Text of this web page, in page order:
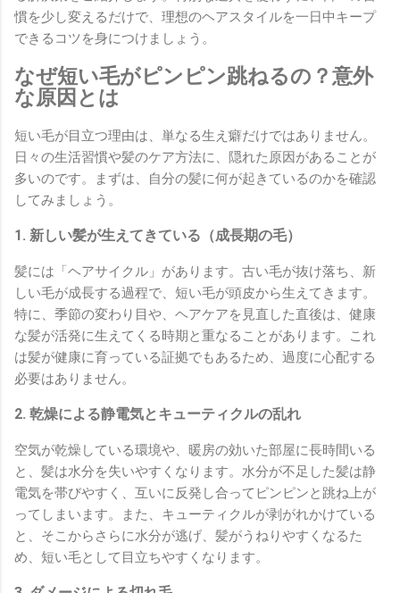
慣を少し変えるだけで、理想のヘアスタイルを一日中キープ
できるコツを身につけましょう。
なぜ短い毛がピンピン跳ねるの？意外
な原因とは
短い毛が目立つ理由は、単なる生え癖だけではありません。
日々の生活習慣や髪のケア方法に、隠れた原因があることが
多いのです。まずは、自分の髪に何が起きているのかを確認
してみましょう。
1. 新しい髪が生えてきている（成長期の毛）
髪には「ヘアサイクル」があります。古い毛が抜け落ち、新
しい毛が成長する過程で、短い毛が頭皮から生えてきます。
特に、季節の変わり目や、ヘアケアを見直した直後は、健康
な髪が活発に生えてくる時期と重なることがあります。これ
は髪が健康に育っている証拠でもあるため、過度に心配する
必要はありません。
2. 乾燥による静電気とキューティクルの乱れ
空気が乾燥している環境や、暖房の効いた部屋に長時間いる
と、髪は水分を失いやすくなります。水分が不足した髪は静
電気を帯びやすく、互いに反発し合ってピンピンと跳ね上が
ってしまいます。また、キューティクルが剥がれかけている
と、そこからさらに水分が逃げ、髪がうねりやすくなるた
め、短い毛として目立ちやすくなります。